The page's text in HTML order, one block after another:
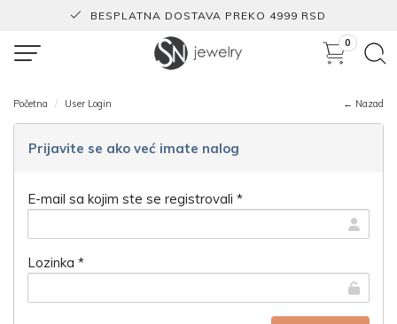
BESPLATNA DOSTAVA PREKO 4999 RSD
0
Početna User Login ← Nazad
Prijavite se ako već imate nalog
E-mail sa kojim ste se registrovali *
Lozinka *